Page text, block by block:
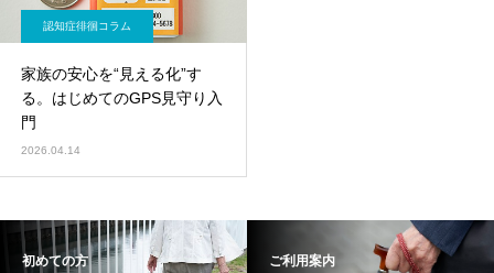
認知症徘徊コラム
家族の安心を“見える化”す
る。はじめてのGPS見守り入
門
2026.04.14
初めての方 ご利用案内